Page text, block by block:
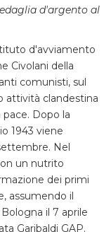
d'argento al
d'avviamento
Civolani della
comunisti, sul
attività clandestina
pace. Dopo la
1943 viene
Nel
un nutrito
dei primi
assumendo il
il 7 aprile
Garibaldi GAP.